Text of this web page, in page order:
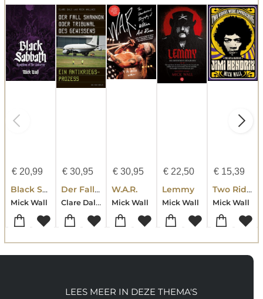
€20,99
Black Sabbath
Mick Wall
€30,95
Der Fall Shannon oder Tribunal des Gewissens
Clare Daly-Mick Wallace
€ 30,95
W.A.R.
Mick Wall
€ 22,50
Lemmy
Mick Wall
€ 15,39
Two Riders Were Approaching: The Life & Death Of Jimi Hendrix
Mick Wall
LEES MEER IN DEZE THEMA'S